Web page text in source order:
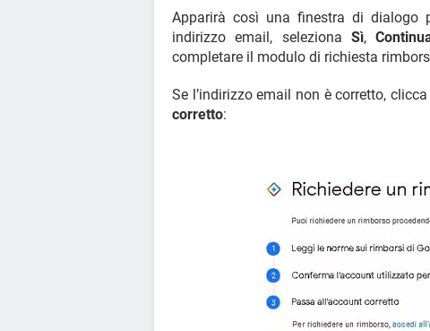
Apparirà così una finestra di
indirizzo email, seleziona Sì,
completare il modulo di richiesta
Se l’indirizzo email non è corretto,
corretto: